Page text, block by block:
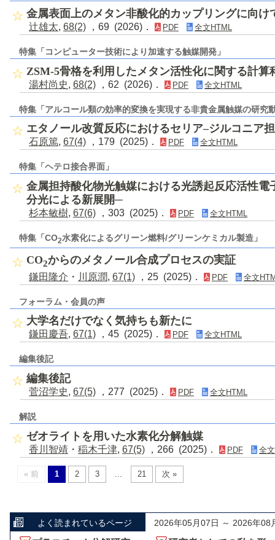
金属表面上のメタン非酸化的カップリングに向け
辻雄太, 68(2) ，69 (2026)． PDF 全文HTML
特集「コンピューター技術により加速する触媒開発」
ZSM-5骨格を利用したメタン活性化に関する計算
湯村尚史, 68(2) ，62 (2026)． PDF 全文HTML
特集「アルコール類の効率的変換を実現する非貴金属触媒の研究
エタノール改質反応におけるセリア–ジルコニア
石原篤, 67(4) ，179 (2025)． PDF 全文HTML
特集「ヘテロ接合界面」
金属担持酸化物光触媒における光誘起反応活性
分光による新展開─
杉本敏樹, 67(6) ，303 (2025)． PDF 全文HTML
特集「CO2水素化によるグリーン燃料/グリーンケミカル製造」
CO2からのメタノール合成プロセスの実証
鎌田隆介 ・ 川原潤, 67(1) ，25 (2025)． PDF 全文
フォーラム・会員の声
大学名だけでなく気持ちも新たに
鎌田慶吾, 67(1) ，45 (2025)． PDF 全文HTML
編集後記
編集後記
菅沼学史, 67(5) ，277 (2025)． PDF 全文HTML
解説
ゼオライトを用いた水素化分解触媒
香川智靖 ・ 稲木千津, 67(5) ，266 (2025)． PDF 全
« 前 1 2 3 21 次 »
よく読まれているページ 2026年05月07日 ～ 2026年08